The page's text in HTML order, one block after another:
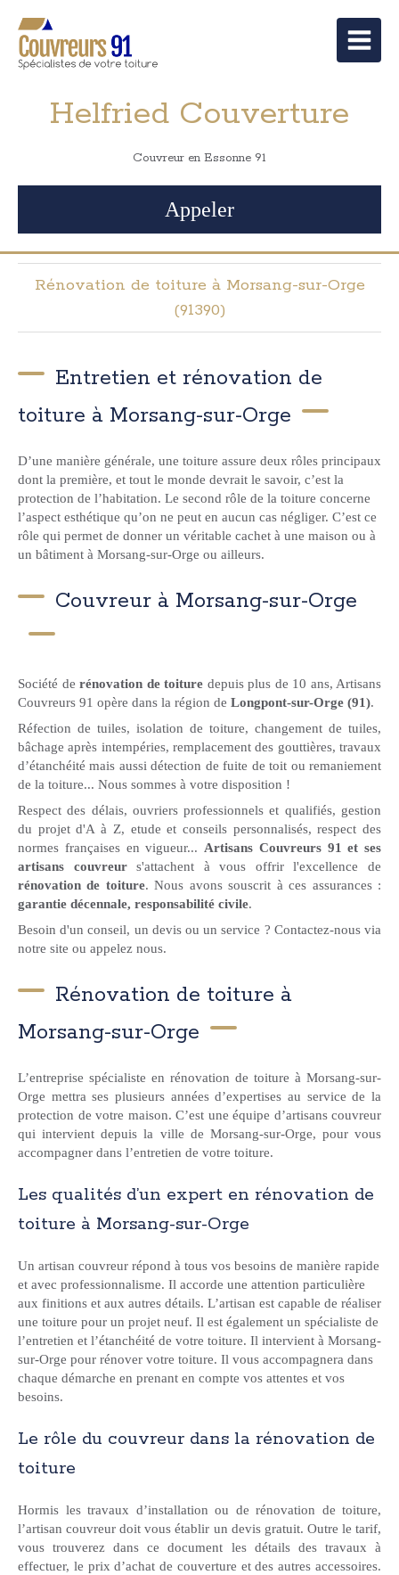
Helfried Couverture
Couvreur en Essonne 91
Appeler
Rénovation de toiture à Morsang-sur-Orge
(91390)
Entretien et rénovation de
toiture à Morsang-sur-Orge
D’une manière générale, une toiture assure deux rôles principaux
dont la première, et tout le monde devrait le savoir, c’est la
protection de l’habitation. Le second rôle de la toiture concerne
l’aspect esthétique qu’on ne peut en aucun cas négliger. C’est ce
rôle qui permet de donner un véritable cachet à une maison ou à
un bâtiment à Morsang-sur-Orge ou ailleurs.
Couvreur à Morsang-sur-Orge
Société de rénovation de toiture depuis plus de 10 ans, Artisans
Couvreurs 91 opère dans la région de Longpont-sur-Orge (91).
Réfection de tuiles, isolation de toiture, changement de tuiles,
bâchage après intempéries, remplacement des gouttières, travaux
d’étanchéité mais aussi détection de fuite de toit ou remaniement
de la toiture... Nous sommes à votre disposition !
Respect des délais, ouvriers professionnels et qualifiés, gestion
du projet d'A à Z, etude et conseils personnalisés, respect des
normes françaises en vigueur... Artisans Couvreurs 91 et ses
artisans couvreurs'attachent à vous offrir l'excellence de
rénovation de toiture. Nous avons souscrit à ces assurances :
garantie décennale, responsabilité civile.
Besoin d'un conseil, un devis ou un service ? Contactez-nous via
notre site ou appelez nous.
Rénovation de toiture à
Morsang-sur-Orge
L’entreprise spécialiste en rénovation de toiture à Morsang-sur-
Orge mettra ses plusieurs années d’expertises au service de la
protection de votre maison. C’est une équipe d’artisans couvreur
qui intervient depuis la ville de Morsang-sur-Orge, pour vous
accompagner dans l’entretien de votre toiture.
Les qualités d’un expert en rénovation de
toiture à Morsang-sur-Orge
Un artisan couvreur répond à tous vos besoins de manière rapide
et avec professionnalisme. Il accorde une attention particulière
aux finitions et aux autres détails. L’artisan est capable de réaliser
une toiture pour un projet neuf. Il est également un spécialiste de
l’entretien et l’étanchéité de votre toiture. Il intervient à Morsang-
sur-Orge pour rénover votre toiture. Il vous accompagnera dans
chaque démarche en prenant en compte vos attentes et vos
besoins.
Le rôle du couvreur dans la rénovation de
toiture
Hormis les travaux d’installation ou de rénovation de toiture,
l’artisan couvreur doit vous établir un devis gratuit. Outre le tarif,
vous trouverez dans ce document les détails des travaux à
effectuer, le prix d’achat de couverture et des autres accessoires.